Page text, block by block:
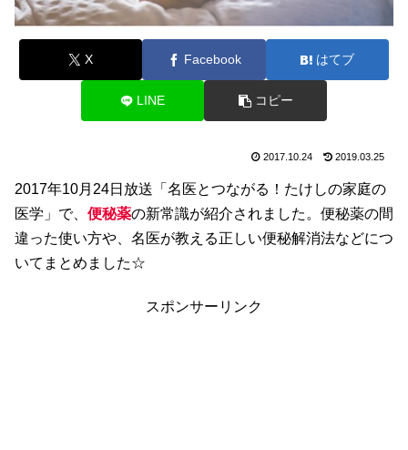
X Facebook はてブ
LINE コピー
2017.10.24 2019.03.25
2017年10月24日放送「名医とつながる！たけしの家庭の
医学」で、 便秘薬の新常識が紹介されました。便秘薬の間
違った使い方や、名医が教える正しい便秘解消法などにつ
いてまとめました☆
スポンサーリンク